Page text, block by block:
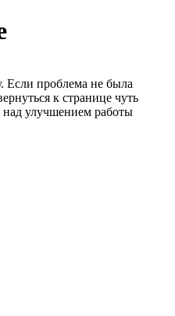
Если проблема не была
к странице чуть
улучшением работы